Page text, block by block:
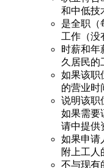
和中低技
是全职（
工作（没
时薪和年
久居民的
如果该职
的营业时
说明该职
如果需要
请中提供
如果申请
附上工人
不与现有